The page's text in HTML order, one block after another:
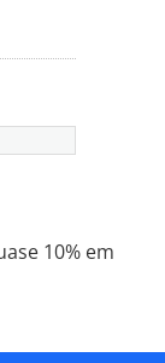
10% em